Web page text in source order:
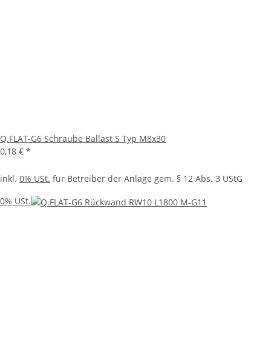
Q.FLAT-G6 Schraube Ballast S Typ M8x30
0,18 € *
inkl. 0% USt. für Betreiber der Anlage gem. § 12 Abs. 3 UStG
0% USt.